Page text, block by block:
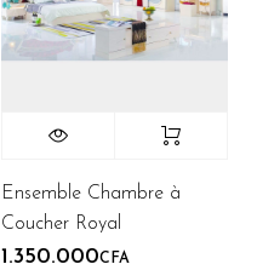
Ensemble Chambre à
Coucher Royal
1.350.000CFA